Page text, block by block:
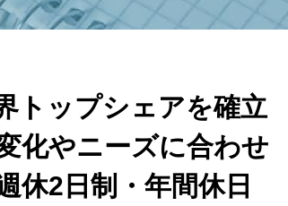
トップシェアを確立
化やニーズに合わせ
休2日制・年間休日